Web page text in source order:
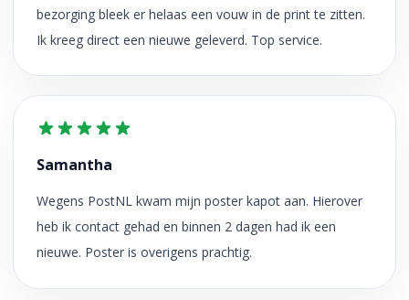
bezorging bleek er helaas een vouw in de print te zitten.
Ik kreeg direct een nieuwe geleverd. Top service.
Samantha
Wegens PostNL kwam mijn poster kapot aan. Hierover
heb ik contact gehad en binnen 2 dagen had ik een
nieuwe. Poster is overigens prachtig.